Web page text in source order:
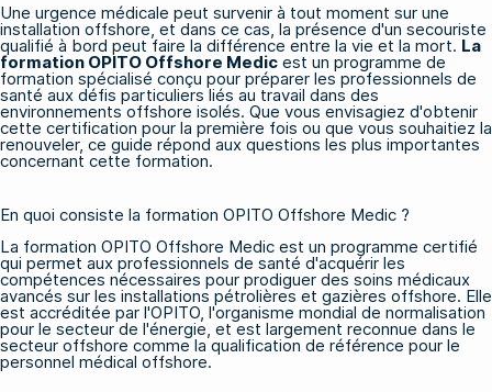
Une urgence médicale peut survenir à tout moment sur une
installation offshore, et dans ce cas, la présence d'un secouriste
qualifié à bord peut faire la différence entre la vie et la mort. La
formation OPITO Offshore Medic est un programme de
formation spécialisé conçu pour préparer les professionnels de
santé aux défis particuliers liés au travail dans des
environnements offshore isolés. Que vous envisagiez d'obtenir
cette certification pour la première fois ou que vous souhaitiez la
renouveler, ce guide répond aux questions les plus importantes
concernant cette formation.
En quoi consiste la formation OPITO Offshore Medic ?
La formation OPITO Offshore Medic est un programme certifié
qui permet aux professionnels de santé d'acquérir les
compétences nécessaires pour prodiguer des soins médicaux
avancés sur les installations pétrolières et gazières offshore. Elle
est accréditée par l'OPITO, l'organisme mondial de normalisation
pour le secteur de l'énergie, et est largement reconnue dans le
secteur offshore comme la qualification de référence pour le
personnel médical offshore.